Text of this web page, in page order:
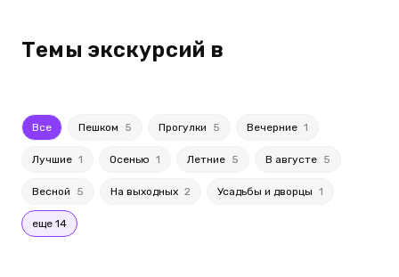
Темы экскурсий в
Все Пешком 5 Прогулки 5 Вечерние 1
Лучшие 1 Осенью 1 Летние 5 В августе 5
Весной 5 На выходных 2 Усадьбы и дворцы 1
еще 14